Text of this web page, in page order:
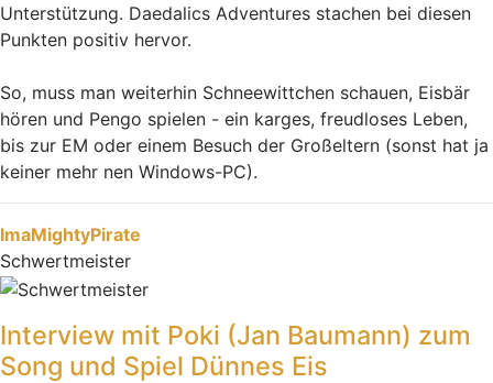
Unterstützung. Daedalics Adventures stachen bei diesen
Punkten positiv hervor.
So, muss man weiterhin Schneewittchen schauen, Eisbär
hören und Pengo spielen - ein karges, freudloses Leben,
bis zur EM oder einem Besuch der Großeltern (sonst hat ja
keiner mehr nen Windows-PC).
Nach oben
ImaMightyPirate
Schwertmeister
Interview mit Poki (Jan Baumann) zum
Song und Spiel Dünnes Eis